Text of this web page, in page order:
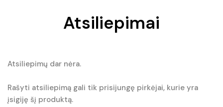
Atsiliepimai
Atsiliepimų dar nėra.
Rašyti atsiliepimą gali tik prisijungę pirkėjai, kurie yra
įsigiję šį produktą.